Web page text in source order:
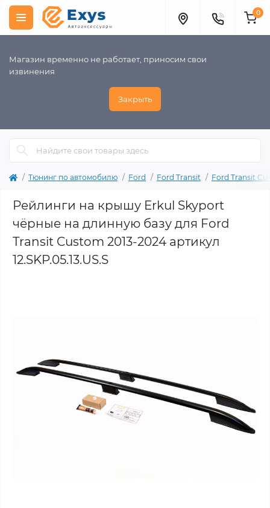
Магазин временно не работает, приносим свои
извинения
Закрыть
0
Тюнинг по автомобилю Ford Ford Transit Ford Transit
Рейлинги на крышу Erkul Skyport
чёрные на длинную базу для Ford
Transit Custom 2013-2024 артикул
12.SKP.05.13.US.S